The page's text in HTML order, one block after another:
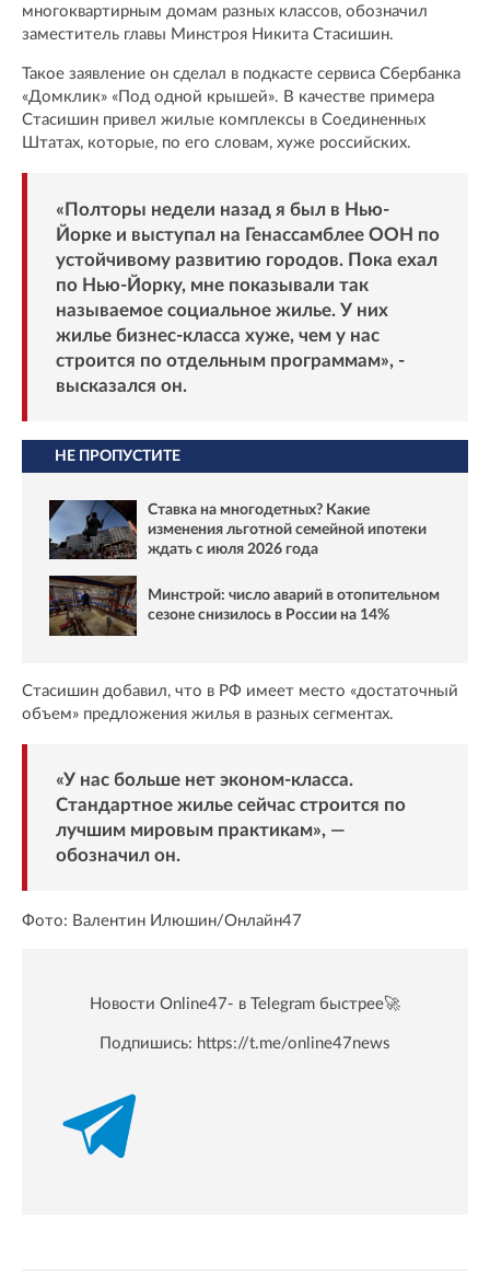
многоквартирным домам разных классов, обозначил
заместитель главы Минстроя Никита Стасишин.
Такое заявление он сделал в подкасте сервиса Сбербанка
«Домклик» «Под одной крышей». В качестве примера
Стасишин привел жилые комплексы в Соединенных
Штатах, которые, по его словам, хуже российских.
«Полторы недели назад я был в Нью-
Йорке и выступал на Генассамблее ООН по
устойчивому развитию городов. Пока ехал
по Нью-Йорку, мне показывали так
называемое социальное жилье. У них
жилье бизнес-класса хуже, чем у нас
строится по отдельным программам», -
высказался он.
НЕ ПРОПУСТИТЕ
Ставка на многодетных? Какие
изменения льготной семейной ипотеки
ждать с июля 2026 года
Минстрой: число аварий в отопительном
сезоне снизилось в России на 14%
Стасишин добавил, что в РФ имеет место «достаточный
объем» предложения жилья в разных сегментах.
«У нас больше нет эконом-класса.
Стандартное жилье сейчас строится по
лучшим мировым практикам», —
обозначил он.
Фото: Валентин Илюшин/Онлайн47
Новости Online47- в Telegram быстрее🚀
Подпишись: https://t.me/online47news